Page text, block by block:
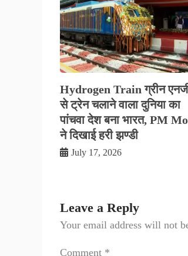
Hydrogen Train ग्रीन
से ट्रेन चलाने वाला दुनिया का
पांचवा देश बना भारत, PM
ने दिखाई हरी झण्डी
July 17, 2026
Leave a Reply
Your email address will not
Comment *